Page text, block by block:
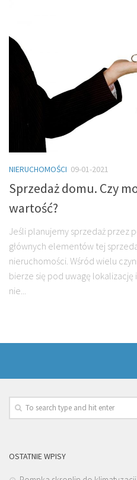
NIERUCHOMOŚCI 09-01-2021
Sprzedaż domu. Czy
wartość?
Jeśli planujemy sprzedaż przez
głównych elementów tej
nieruchomości. Wśród wielu
bierze się pod uwagę lokalizację
nie...
OSTATNIE WPISY